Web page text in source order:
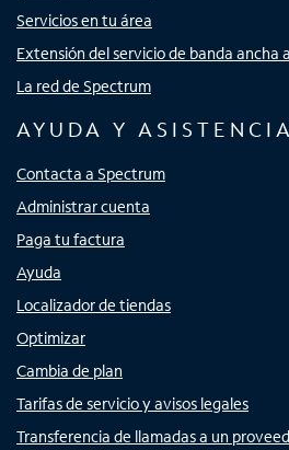
Servicios en tu área
Extensión del servicio de banda ancha
La red de Spectrum
AYUDA Y
Contacta a Spectrum
Administrar cuenta
Paga tu factura
Ayuda
Localizador de tiendas
Optimizar
Cambia de plan
Tarifas de servicio y avisos legales
Transferencia de llamadas a un